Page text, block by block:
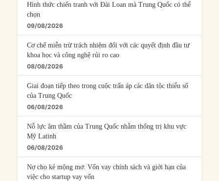
Hình thức chiến tranh với Đài Loan mà Trung Quốc có thể
chọn
09/08/2026
Cơ chế miễn trừ trách nhiệm đối với các quyết định đầu tư
khoa học và công nghệ rủi ro cao
08/08/2026
Giai đoạn tiếp theo trong cuộc trấn áp các dân tộc thiểu số
của Trung Quốc
06/08/2026
Nỗ lực âm thầm của Trung Quốc nhằm thống trị khu vực
Mỹ Latinh
06/08/2026
Nợ cho kẻ mộng mơ: Vốn vay chính sách và giới hạn của
việc cho startup vay vốn